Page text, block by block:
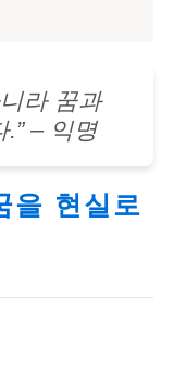
라 꿈과
– 익명
을 현실로